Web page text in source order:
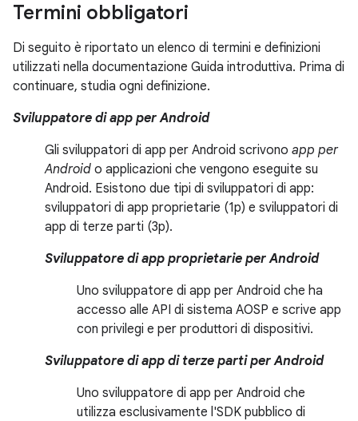
Termini obbligatori
Di seguito è riportato un elenco di termini e definizioni
utilizzati nella documentazione Guida introduttiva. Prima di
continuare, studia ogni definizione.
Sviluppatore di app per Android
Gli sviluppatori di app per Android scrivono app per
Android o applicazioni che vengono eseguite su
Android. Esistono due tipi di sviluppatori di app:
sviluppatori di app proprietarie (1p) e sviluppatori di
app di terze parti (3p).
Sviluppatore di app proprietarie per Android
Uno sviluppatore di app per Android che ha
accesso alle API di sistema AOSP e scrive app
con privilegi e per produttori di dispositivi.
Sviluppatore di app di terze parti per Android
Uno sviluppatore di app per Android che
utilizza esclusivamente l'SDK pubblico di